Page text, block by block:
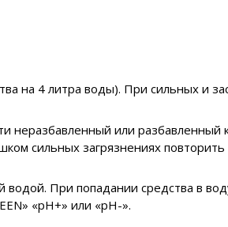
на 4 литра воды). При сильных и
неразбавленный или разбавленный
сильных загрязнениях
При попадании средства в
«pH+» или «pH-».